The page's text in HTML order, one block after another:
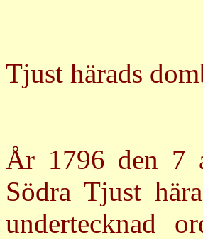
Tjust härads
År 1796 den 7
Södra Tjust
undertecknad